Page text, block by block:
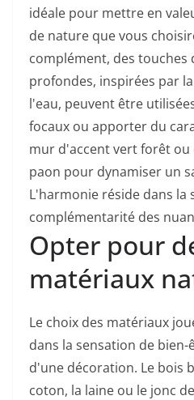
idéale pour mettre en
de nature que vous
complément, des touches
profondes, inspirées par
l'eau, peuvent être
focaux ou apporter du
mur d'accent vert forêt ou
paon pour dynamiser un
L'harmonie réside dans la
complémentarité des
Opter pour
matériaux
Le choix des matériaux
dans la sensation de
d'une décoration. Le bois
coton, la laine ou le jonc